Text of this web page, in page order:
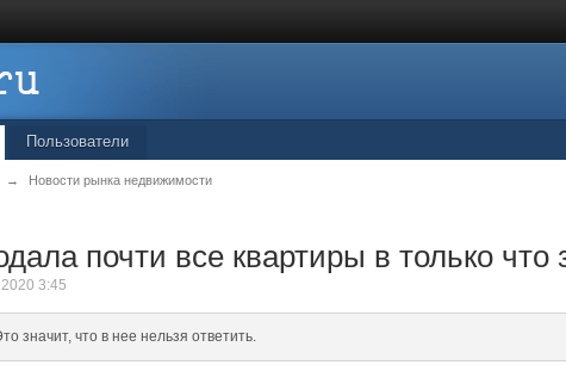
Пользователи
→ Новости рынка недвижимости
почти все квартиры в только
3:45
значит, что в нее нельзя ответить.